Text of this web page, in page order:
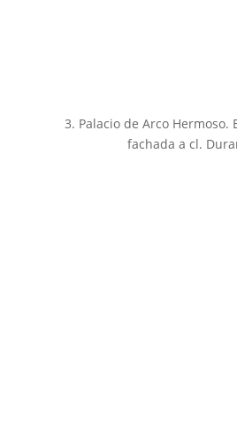
3. Palacio de Arco Hermoso.
fachada a cl.